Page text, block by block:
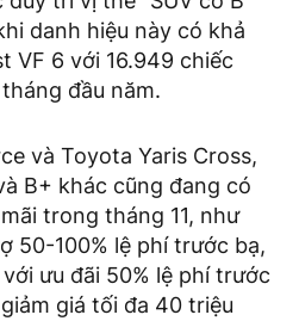
danh hiệu này có khả
VF 6 với 16.949 chiếc
đầu năm.
và Toyota Yaris Cross,
B+ khác cũng đang có
trong tháng 11, như
50-100% lệ phí trước bạ,
ưu đãi 50% lệ phí trước
giá tối đa 40 triệu